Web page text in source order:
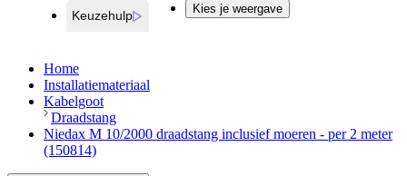
Keuzehulp Kies je weergave
Home
Installatiemateriaal
Kabelgoot
Draadstang
Niedax M 10/2000 draadstang inclusief moeren - per 2 meter
(150814)